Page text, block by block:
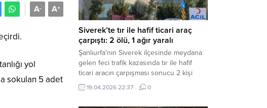
A+
A-
yol
sokulan 5 adet
Siverek’te tır ile hafif ticari araç
çarpıştı: 2 ölü, 1 ağır yaralı
Şanlıurfa’nın Siverek ilçesinde meydana
gelen feci trafik kazasında tır ile hafif
ticari aracın çarpışması sonucu 2 kişi
yaşamını yitirdi, 1 kişi ise ağır yaralandı.
Haber Merkezi – Siverek-Adıyaman kara
19.04.2026 22:37 0